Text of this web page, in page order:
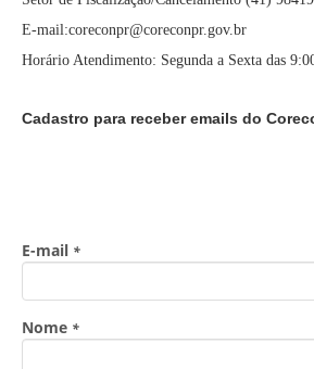
E-mail:coreconpr@coreconpr.gov.br
Horário Atendimento: Segunda a Sexta das
Cadastro para receber emails do